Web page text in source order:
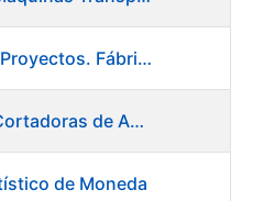
OE 11/22 - Ingeniero de Proyectos. Fábrica de Papel
OE 10/23 - Maquinista Cortadoras de Acabados.
de Moneda